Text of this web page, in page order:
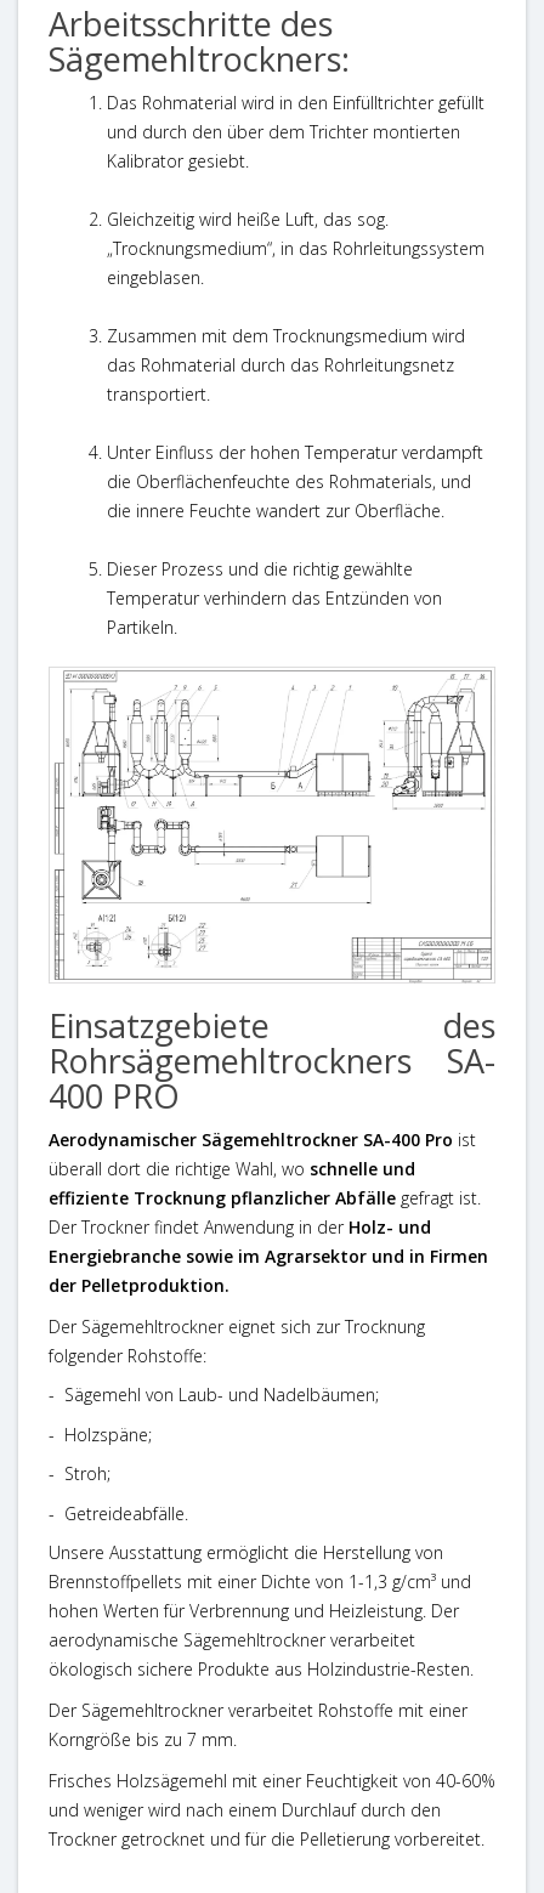
Arbeitsschritte des
Sägemehltrockners:
Das Rohmaterial wird in den Einfülltrichter gefüllt
und durch den über dem Trichter montierten
Kalibrator gesiebt.
Gleichzeitig wird heiße Luft, das sog.
„Trocknungsmedium“, in das Rohrleitungssystem
eingeblasen.
Zusammen mit dem Trocknungsmedium wird
das Rohmaterial durch das Rohrleitungsnetz
transportiert.
Unter Einfluss der hohen Temperatur verdampft
die Oberflächenfeuchte des Rohmaterials, und
die innere Feuchte wandert zur Oberfläche.
Dieser Prozess und die richtig gewählte
Temperatur verhindern das Entzünden von
Partikeln.
Einsatzgebiete des
Rohrsägemehltrockners SA-
400 PRO
Aerodynamischer Sägemehltrockner SA-400 Pro ist
überall dort die richtige Wahl, wo schnelle und
effiziente Trocknung pflanzlicher Abfälle gefragt ist.
Der Trockner findet Anwendung in der Holz- und
Energiebranche sowie im Agrarsektor und in Firmen
der Pelletproduktion.
Der Sägemehltrockner eignet sich zur Trocknung
folgender Rohstoffe:
- Sägemehl von Laub- und Nadelbäumen;
- Holzspäne;
- Stroh;
- Getreideabfälle.
Unsere Ausstattung ermöglicht die Herstellung von
Brennstoffpellets mit einer Dichte von 1-1,3 g/cm³ und
hohen Werten für Verbrennung und Heizleistung. Der
aerodynamische Sägemehltrockner verarbeitet
ökologisch sichere Produkte aus Holzindustrie-Resten.
Der Sägemehltrockner verarbeitet Rohstoffe mit einer
Korngröße bis zu 7 mm.
Frisches Holzsägemehl mit einer Feuchtigkeit von 40-60%
und weniger wird nach einem Durchlauf durch den
Trockner getrocknet und für die Pelletierung vorbereitet.